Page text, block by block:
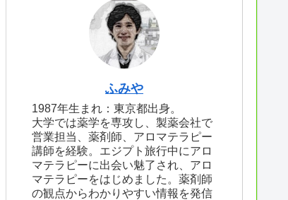
ふみや
1987年生まれ：東京都出身。
大学では薬学を専攻し、製薬会社で
営業担当、薬剤師、アロマテラピー
講師を経験。エジプト旅行中にアロ
マテラピーに出会い魅了され、アロ
マテラピーをはじめました。薬剤師
の観点からわかりやすい情報を発信